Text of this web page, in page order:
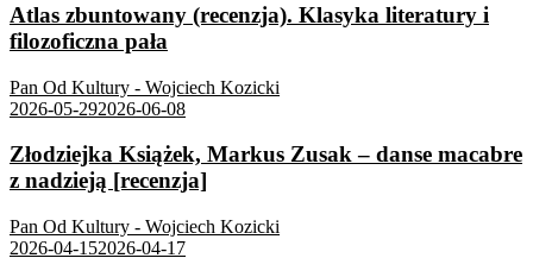
Atlas zbuntowany (recenzja). Klasyka literatury i
filozoficzna pała
Pan Od Kultury - Wojciech Kozicki
2026-05-292026-06-08
Złodziejka Książek, Markus Zusak – danse macabre
z nadzieją [recenzja]
Pan Od Kultury - Wojciech Kozicki
2026-04-152026-04-17